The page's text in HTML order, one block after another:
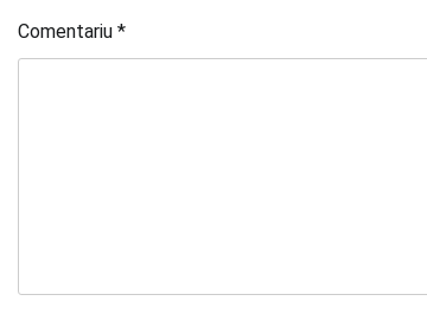
Comentariu *